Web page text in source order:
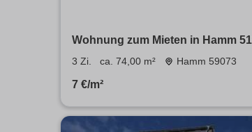
Wohnung zum Mieten in Hamm
3 Zi. ca. 74,00 m² Hamm 59073
7 €/m²